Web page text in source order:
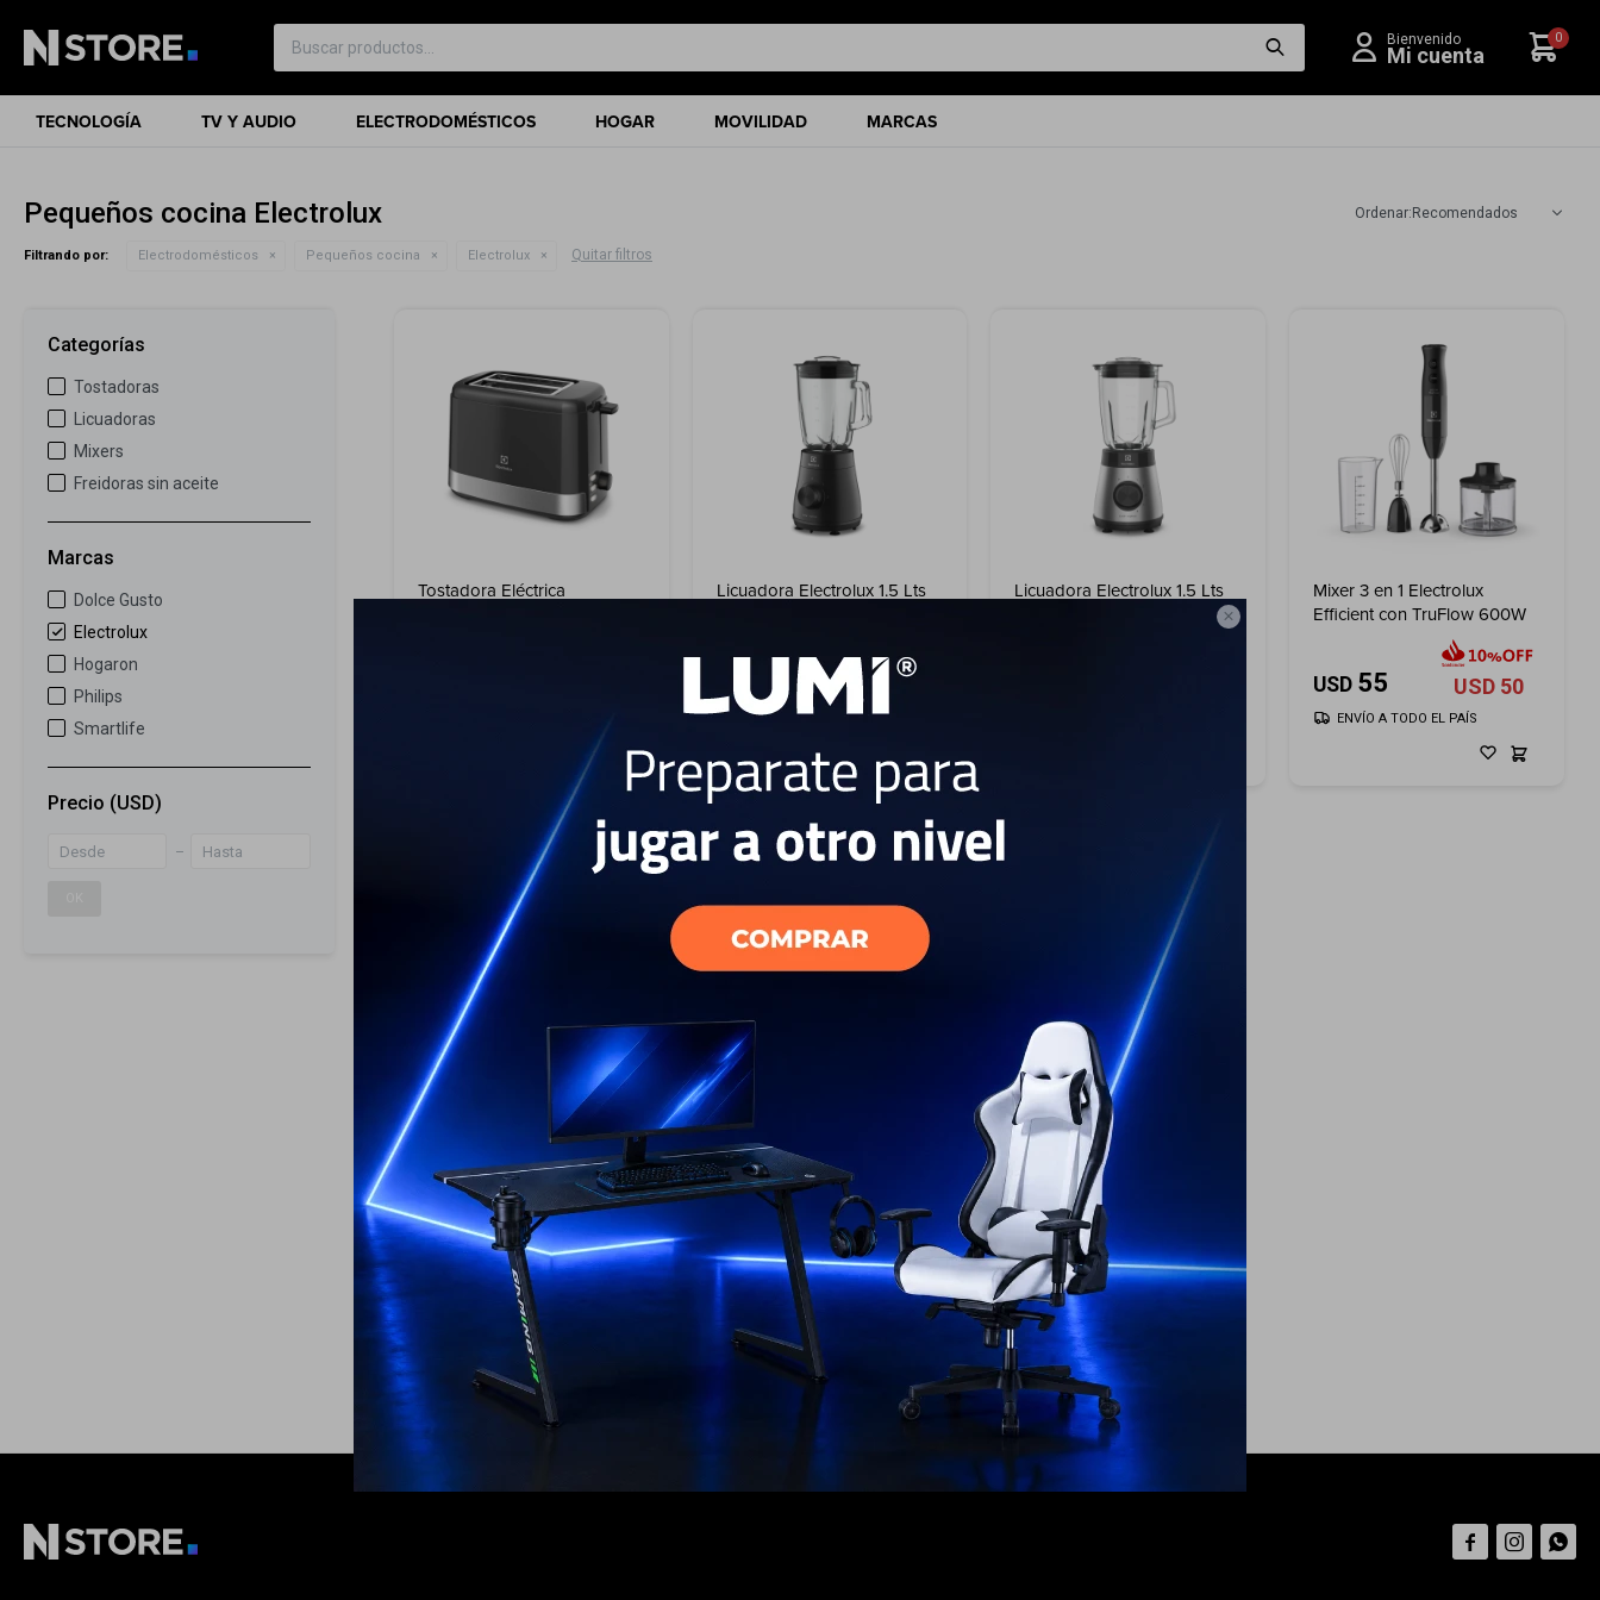

TECNOLOGÍA TV Y AUDIO ELECTRODOMÉSTICOS HOGAR MOVILIDAD MARCAS
0
Pequeños cocina Electrolux Recomendados
Filtrando por: Electrodomésticos Pequeños cocina Electrolux Quitar filtros
Tostadora Eléctrica
Licuadora Electrolux 1.5 Lts
65 USD 59
ENVÍO A TODO EL PAÍS
Licuadora Electrolux 1.5 Lts
Mixer 3 en 1 Electrolux
Efficient con TruFlow 600W
USD 55 USD 50
ENVÍO A TODO EL PAÍS
Freidora de Aire 3Lts
Electrolux
USD 79 USD71
ENVÍO A TODO EL PAÍS
Freidora de Aire 12 Lts
Digital Electrolux
199 USD179
ENVÍO A TODO EL PAÍS
Categorías
Tostadoras
Licuadoras
Mixers
Freidoras sin aceite
Marcas
Dolce Gusto
Electrolux
Hogaron
Philips
Smartlife
Precio (USD)
  